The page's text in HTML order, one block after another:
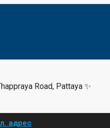
Road, Pattaya ✨
адрес